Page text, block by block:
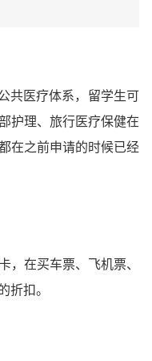
共医疗体系，留学生可
护理、旅行医疗保健在
在之前申请的时候已经
，在买车票、飞机票、
折扣。